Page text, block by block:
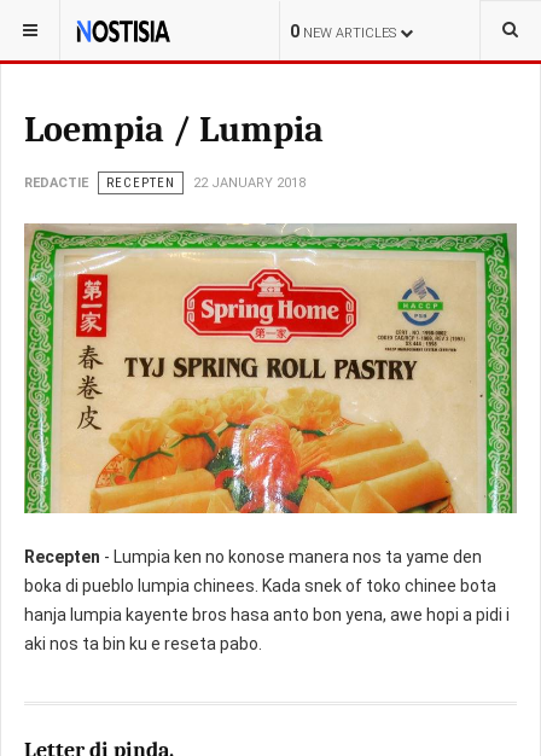
0 NEW ARTICLES
YOU ARE HERE: LIFESTYLE
Loempia / Lumpia
REDACTIE RECEPTEN 22 JANUARY 2018
Recepten - Lumpia ken no konose manera nos ta yame den
boka di pueblo lumpia chinees. Kada snek of toko chinee bota
hanja lumpia kayente bros hasa anto bon yena, awe hopi a pidi i
aki nos ta bin ku e reseta pabo.
Letter di pinda.